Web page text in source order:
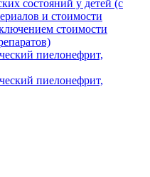
состояний у детей (с
и стоимости
стоимости
пиелонефрит,
пиелонефрит,